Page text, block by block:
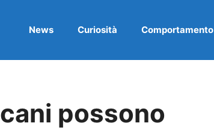
News Curiosità Comportamento
possono